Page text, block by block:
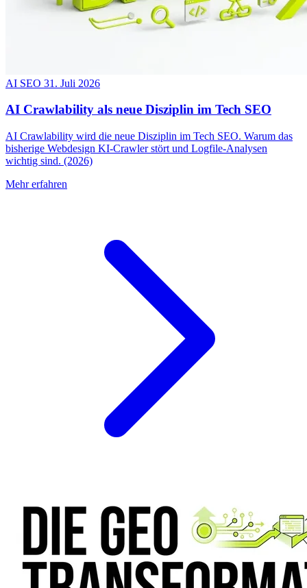
AI SEO 31. Juli 2026
AI Crawlability als neue Disziplin im Tech SEO
AI Crawlability wird die neue Disziplin im Tech SEO. Warum das
bisherige Webdesign KI-Crawler stört und Logfile-Analysen
wichtig sind. (2026)
Mehr erfahren